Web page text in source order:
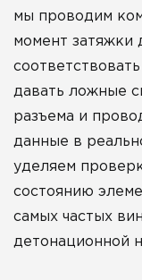
мы проводим
момент затяжки
давать ложные
разъема и
данные в
уделяем
состоянию
самых частых
детонационной